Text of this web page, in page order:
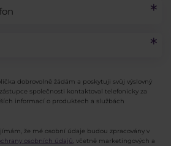
dobrovolně žádám a poskytuji svůj výslovný
společnosti kontaktoval telefonicky za
informací o produktech a službách
že mé osobní údaje budou zpracovány v
osobních údajů, včetně marketingových a